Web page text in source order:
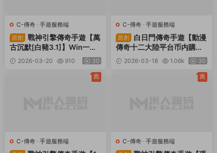
C-傳奇 · 手遊服務端
原創
戰神引擎傳奇手遊【萬
古沉默[白豬3.1]】Win一鍵
服務端+安卓蘋果雙端+GM
授權物品後台+視頻架設教
2026-03-20 910 30
C-傳奇 · 手遊服務端
原創
白日門傳奇手遊【動漫
傳奇十二大陸平台币内購
版】Win一鍵服務端+多區跨
服+安卓蘋果雙端+管理後台
2026-03-18 1.06k 30
C-傳奇 · 手遊服務端
薦
C-傳奇 · 手遊服務端
薦